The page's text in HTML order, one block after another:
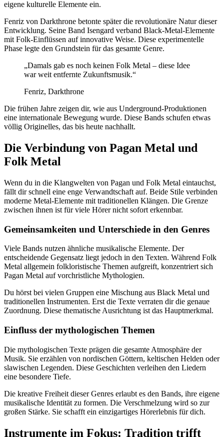
eigene kulturelle Elemente ein.
Fenriz von Darkthrone betonte später die revolutionäre Natur dieser
Entwicklung. Seine Band Isengard verband Black-Metal-Elemente
mit Folk-Einflüssen auf innovative Weise. Diese experimentelle
Phase legte den Grundstein für das gesamte Genre.
„Damals gab es noch keinen Folk Metal – diese Idee
war weit entfernte Zukunftsmusik.“
Fenriz, Darkthrone
Die frühen Jahre zeigen dir, wie aus Underground-Produktionen
eine internationale Bewegung wurde. Diese Bands schufen etwas
völlig Originelles, das bis heute nachhallt.
Die Verbindung von Pagan Metal und
Folk Metal
Wenn du in die Klangwelten von Pagan und Folk Metal eintauchst,
fällt dir schnell eine enge Verwandtschaft auf. Beide Stile verbinden
moderne Metal-Elemente mit traditionellen Klängen. Die Grenze
zwischen ihnen ist für viele Hörer nicht sofort erkennbar.
Gemeinsamkeiten und Unterschiede in den Genres
Viele Bands nutzen ähnliche musikalische Elemente. Der
entscheidende Gegensatz liegt jedoch in den Texten. Während Folk
Metal allgemein folkloristische Themen aufgreift, konzentriert sich
Pagan Metal auf vorchristliche Mythologien.
Du hörst bei vielen Gruppen eine Mischung aus Black Metal und
traditionellen Instrumenten. Erst die Texte verraten dir die genaue
Zuordnung. Diese thematische Ausrichtung ist das Hauptmerkmal.
Einfluss der mythologischen Themen
Die mythologischen Texte prägen die gesamte Atmosphäre der
Musik. Sie erzählen von nordischen Göttern, keltischen Helden oder
slawischen Legenden. Diese Geschichten verleihen den Liedern
eine besondere Tiefe.
Die kreative Freiheit dieser Genres erlaubt es den Bands, ihre eigene
musikalische Identität zu formen. Die Verschmelzung wird so zur
großen Stärke. Sie schafft ein einzigartiges Hörerlebnis für dich.
Instrumente im Fokus: Tradition trifft